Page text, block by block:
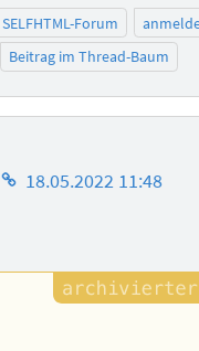
SELFHTML-Forum
Beitrag im Thread-Baum
Homepage
18.05.2022 11:48